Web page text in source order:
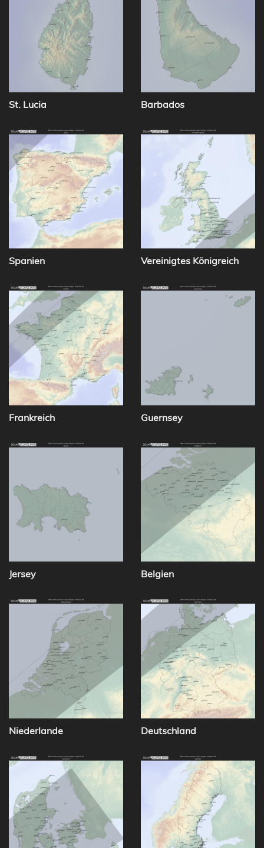
St. Lucia Barbados
Spanien Vereinigtes Königreich
Frankreich Guernsey
Jersey Belgien
Niederlande Deutschland